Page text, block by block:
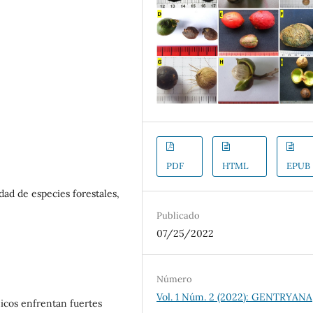
de especies forestales,
enfrentan fuertes
PDF HTML EPUB
Publicado
07/25/2022
Número
Vol. 1 Núm. 2 (2022): GENTRYANA